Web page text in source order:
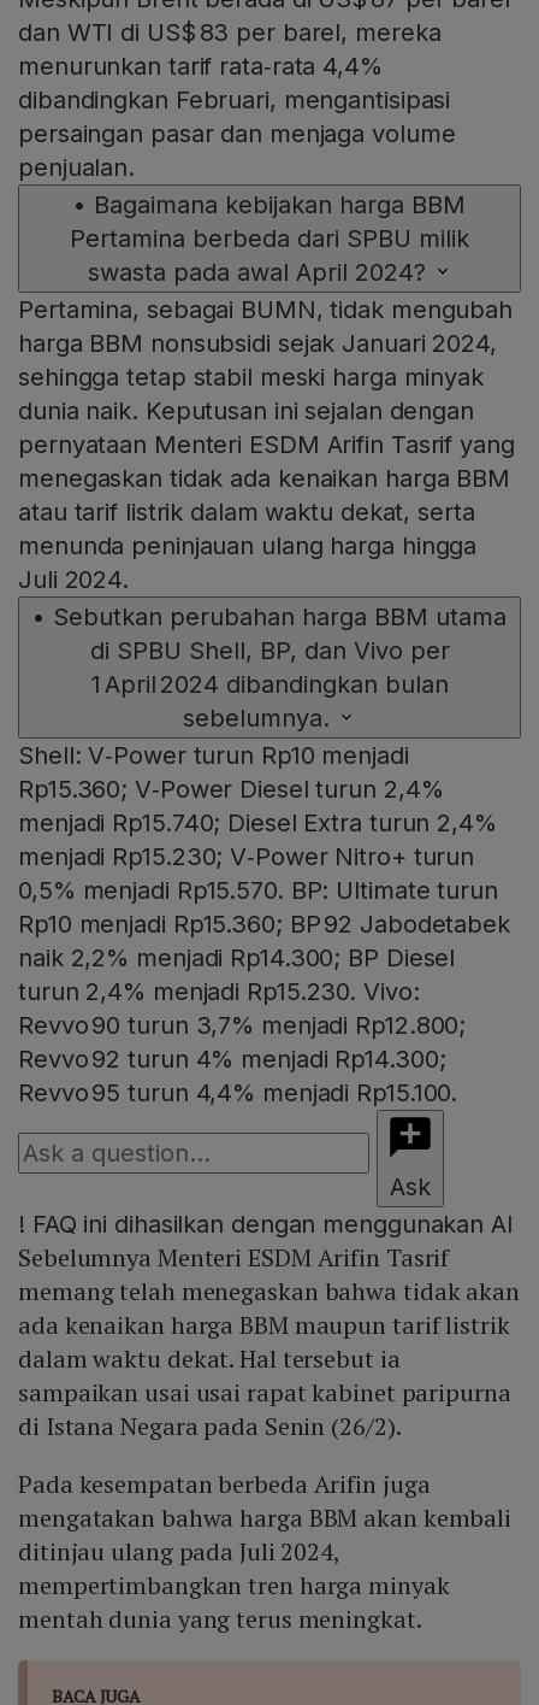
dan WTI di US$ 83 per barel, mereka
menurunkan tarif rata‑rata 4,4%
dibandingkan Februari, mengantisipasi
persaingan pasar dan menjaga volume
penjualan.
• Bagaimana kebijakan harga BBM
Pertamina berbeda dari SPBU milik
swasta pada awal April 2024?
Pertamina, sebagai BUMN, tidak mengubah
harga BBM nonsubsidi sejak Januari 2024,
sehingga tetap stabil meski harga minyak
dunia naik. Keputusan ini sejalan dengan
pernyataan Menteri ESDM Arifin Tasrif yang
menegaskan tidak ada kenaikan harga BBM
atau tarif listrik dalam waktu dekat, serta
menunda peninjauan ulang harga hingga
Juli 2024.
• Sebutkan perubahan harga BBM utama
di SPBU Shell, BP, dan Vivo per
1 April 2024 dibandingkan bulan
sebelumnya.
Shell: V‑Power turun Rp10 menjadi
Rp15.360; V‑Power Diesel turun 2,4%
menjadi Rp15.740; Diesel Extra turun 2,4%
menjadi Rp15.230; V‑Power Nitro+ turun
0,5% menjadi Rp15.570. BP: Ultimate turun
Rp10 menjadi Rp15.360; BP 92 Jabodetabek
naik 2,2% menjadi Rp14.300; BP Diesel
turun 2,4% menjadi Rp15.230. Vivo:
Revvo 90 turun 3,7% menjadi Rp12.800;
Revvo 92 turun 4% menjadi Rp14.300;
Revvo 95 turun 4,4% menjadi Rp15.100.
Ask
! FAQ ini dihasilkan dengan menggunakan AI
Sebelumnya Menteri ESDM Arifin Tasrif
memang telah menegaskan bahwa tidak akan
ada kenaikan harga BBM maupun tarif listrik
dalam waktu dekat. Hal tersebut ia
sampaikan usai usai rapat kabinet paripurna
di Istana Negara pada Senin (26/2).
Pada kesempatan berbeda Arifin juga
mengatakan bahwa harga BBM akan kembali
ditinjau ulang pada Juli 2024,
mempertimbangkan tren harga minyak
mentah dunia yang terus meningkat.
BACA JUGA